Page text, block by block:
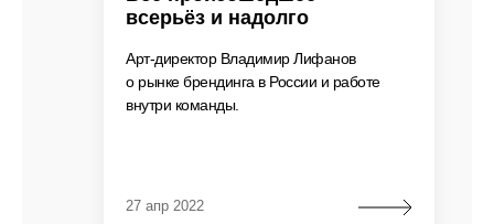
всерьёз и надолго
Арт-директор Владимир Лифанов
о рынке брендинга в России и работе
внутри команды.
27 апр 2022